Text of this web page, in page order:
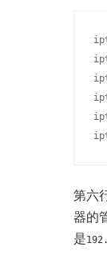
第六
器的
是